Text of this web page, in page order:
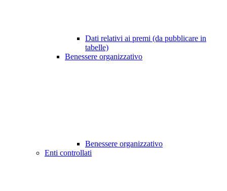
Dati relativi ai premi (da pubblicare in
tabelle)
Benessere organizzativo
Benessere organizzativo
Enti controllati